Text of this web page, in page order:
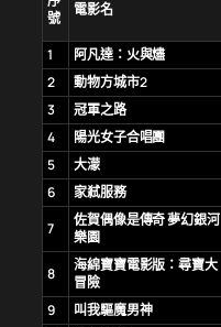
號
電影名
1 阿凡達：火與燼
2
動物方城市2
3
冠軍之路
4
陽光女子合唱團
5
大濛
6
家弒服務
7
佐賀偶像是傳奇 夢幻銀河
樂園
8
海綿寶寶電影版：尋寶大
冒險
9
叫我驅魔男神